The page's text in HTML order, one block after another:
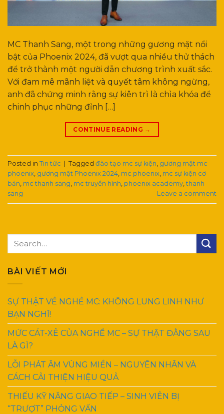
MC Thanh Sang, một trong những gương mặt nổi
bật của Phoenix 2024, đã vượt qua nhiều thử thách
để trở thành một người dẫn chương trình xuất sắc.
Với đam mê mãnh liệt và quyết tâm không ngừng,
anh đã chứng minh rằng sự kiên trì là chìa khóa để
chinh phục những đỉnh […]
CONTINUE READING →
Posted in Tin tức Tagged đào tạo mc sự kiện, gương mặt mc
phoenix, gương mặt Phoenix 2024, mc phoenix, mc sự kiện cơ
bản, mc thanh sang, mc truyền hình, phoenix academy,thanh
sang
Leave a comment
BÀI VIẾT MỚI
SỰ THẬT VỀ NGHỀ MC: KHÔNG LUNG LINH NHƯ
BẠN NGHĨ!
MỨC CÁT-XÊ CỦA NGHỀ MC – SỰ THẬT ĐẰNG SAU
LÀ GÌ?
LỖI PHÁT ÂM VÙNG MIỀN – NGUYÊN NHÂN VÀ
CÁCH CẢI THIỆN HIỆU QUẢ
THIẾU KỸ NĂNG GIAO TIẾP – SINH VIÊN BỊ
“TRƯỢT” PHỎNG VẤN